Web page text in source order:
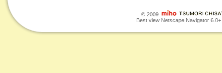
© 2009
Best view Netscape Navigator